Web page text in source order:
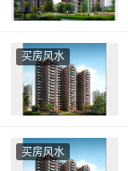
买房风水
买房风水